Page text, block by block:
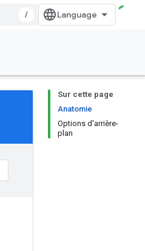
/
Sur cette page
Anatomie
Options d'arrière-
plan